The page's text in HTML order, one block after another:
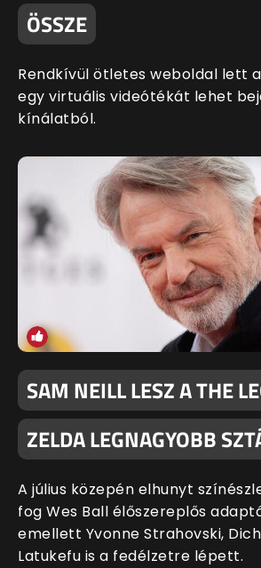
ÖSSZE
Rendkívül ötletes weboldal lett
egy virtuális videótékát lehet
kínálatból.
SAM NEILL LESZ A THE
ZELDA LEGNAGYOBB
A július közepén elhunyt
fog Wes Ball élőszereplős
emellett Yvonne Strahovski,
Latukefu is a fedélzetre lépett.